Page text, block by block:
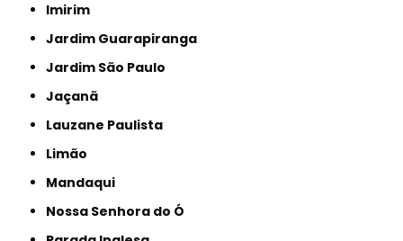
Imirim
Jardim Guarapiranga
Jardim São Paulo
Jaçanã
Lauzane Paulista
Limão
Mandaqui
Nossa Senhora do Ó